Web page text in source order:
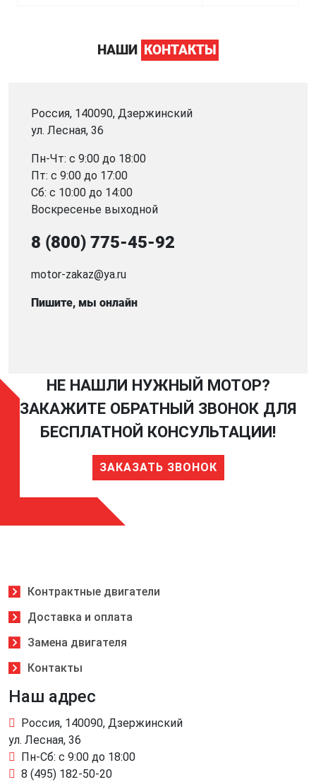
НАШИ КОНТАКТЫ
Россия, 140090, Дзержинский
ул. Лесная, 36
Пн-Чт: с 9:00 до 18:00
Пт: с 9:00 до 17:00
Сб: с 10:00 до 14:00
Воскресенье выходной
8 (800) 775-45-92
motor-zakaz@ya.ru
Пишите, мы онлайн
НЕ НАШЛИ НУЖНЫЙ МОТОР?
ЗАКАЖИТЕ ОБРАТНЫЙ ЗВОНОК ДЛЯ
БЕСПЛАТНОЙ КОНСУЛЬТАЦИИ!
ЗАКАЗАТЬ ЗВОНОК
Контрактные двигатели
Доставка и оплата
Замена двигателя
Контакты
Наш адрес
Россия, 140090, Дзержинский
ул. Лесная, 36
Пн-Сб: с 9:00 до 18:00
8 (495) 182-50-20